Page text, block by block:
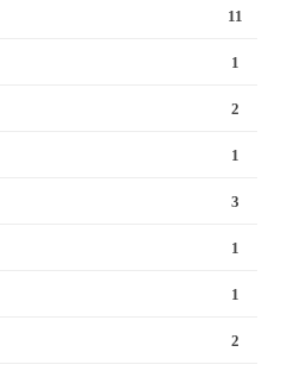
11
1
2
1
3
1
1
2